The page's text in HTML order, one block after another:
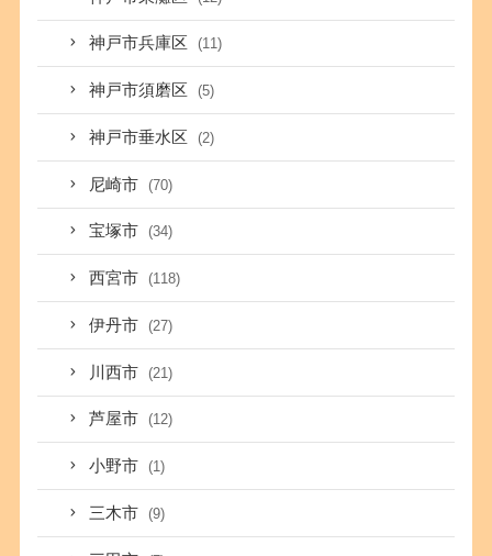
神戸市兵庫区 (11)
神戸市須磨区 (5)
神戸市垂水区 (2)
尼崎市 (70)
宝塚市 (34)
西宮市 (118)
伊丹市 (27)
川西市 (21)
芦屋市 (12)
小野市 (1)
三木市 (9)